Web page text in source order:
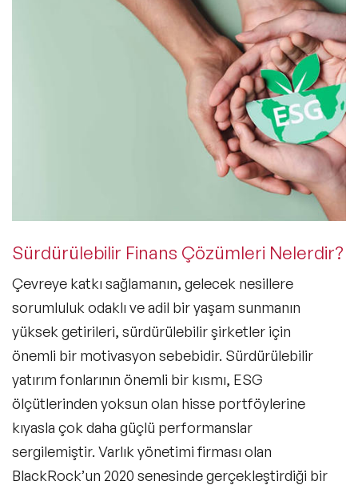
Sürdürülebilir Finans Çözümleri Nelerdir?
Çevreye katkı sağlamanın, gelecek nesillere
sorumluluk odaklı ve adil bir yaşam sunmanın
yüksek getirileri, sürdürülebilir şirketler için
önemli bir motivasyon sebebidir. Sürdürülebilir
yatırım fonlarının önemli bir kısmı, ESG
ölçütlerinden yoksun olan hisse portföylerine
kıyasla çok daha güçlü performanslar
sergilemiştir. Varlık yönetimi firması olan
BlackRock’un 2020 senesinde gerçekleştirdiği bir